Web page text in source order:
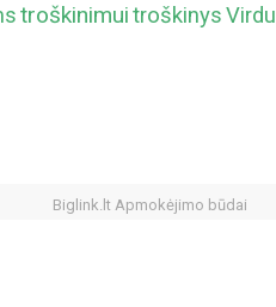
troškinimuitroškinys
Biglink.lt Apmokėjimo būdai